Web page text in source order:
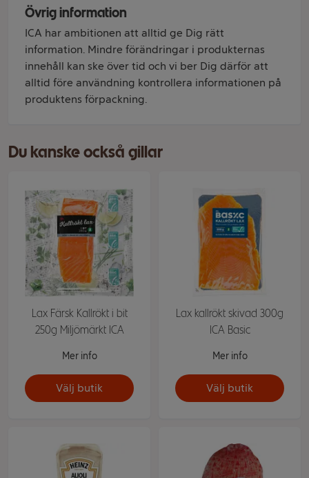
Övrig information
ICA har ambitionen att alltid ge Dig rätt
information. Mindre förändringar i produkternas
innehåll kan ske över tid och vi ber Dig därför att
alltid före användning kontrollera informationen på
produktens förpackning.
Du kanske också gillar
Lax Färsk Kallrökt i bit
250g Miljömärkt ICA
Mer info
Välj butik
Lax kallrökt skivad 300g
ICA Basic
Mer info
Välj butik